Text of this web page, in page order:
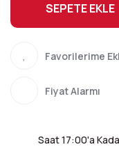
SEPETE EKLE
Fiyat Alarmı
Saat 17:00'a